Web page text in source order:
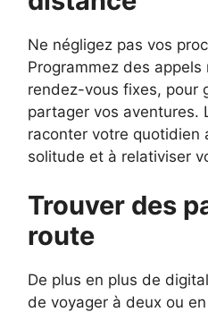
Ne négligez pas vos
Programmez des
rendez-vous fixes, pour
partager vos aventures.
raconter votre quotidien
solitude et à relativiser
Trouver des
route
De plus en plus de
de voyager à deux ou